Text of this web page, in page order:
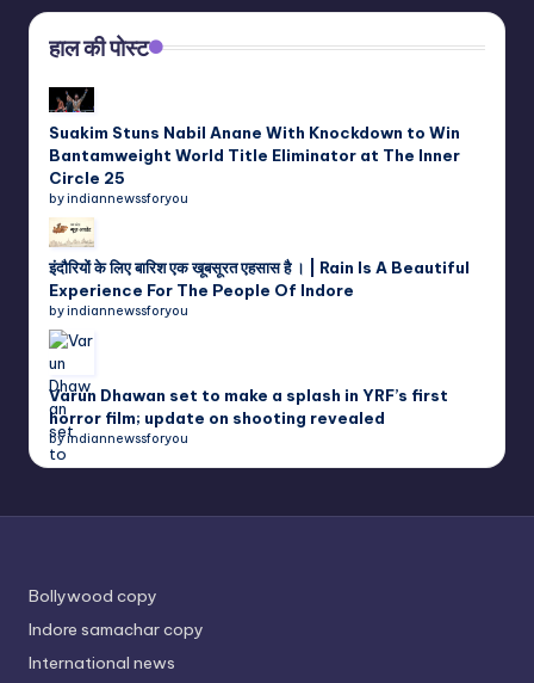
हाल की पोस्ट
Suakim Stuns Nabil Anane With Knockdown to Win
Bantamweight World Title Eliminator at The Inner
Circle 25
by indiannewssforyou
इंदौरियों के लिए बारिश एक खूबसूरत एहसास है । | Rain Is A Beautiful
Experience For The People Of Indore
by indiannewssforyou
Varun Dhawan set to make a splash in YRF’s first
horror film; update on shooting revealed
by indiannewssforyou
Bollywood copy
Indore samachar copy
International news